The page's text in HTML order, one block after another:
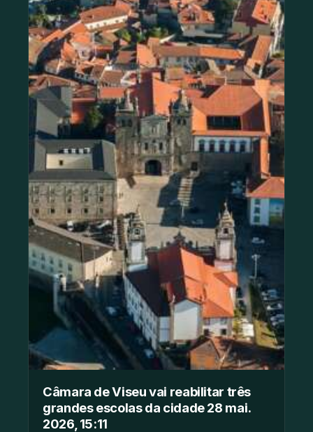
Câmara de Viseu vai reabilitar três
grandes escolas da cidade 28 mai.
2026, 15:11